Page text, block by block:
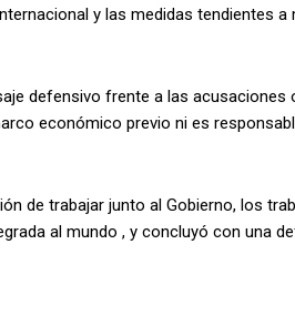
y las medidas tendientes
defensivo frente a las acusaciones
económico previo ni es
de trabajar junto al Gobierno, los
al mundo , y concluyó con una